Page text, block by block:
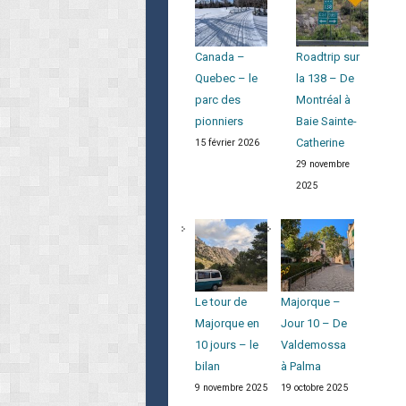
Canada –
Quebec – le
parc des
pionniers
15 février 2026
Roadtrip sur
la 138 – De
Montréal à
Baie Sainte-
Catherine
29 novembre
2025
Le tour de
Majorque en
10 jours – le
bilan
9 novembre 2025
Majorque –
Jour 10 – De
Valdemossa
à Palma
19 octobre 2025